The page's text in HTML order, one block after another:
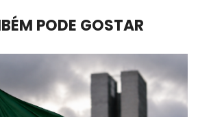
PODE GOSTAR